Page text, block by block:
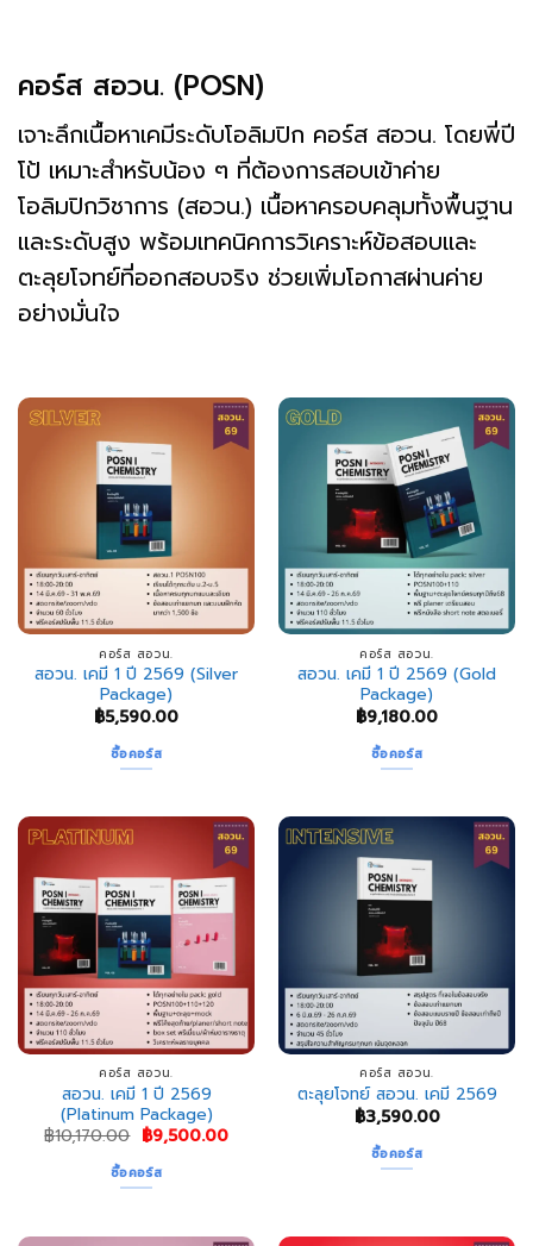
คอร์ส สอวน. (POSN)
เจาะลึกเนื้อหาเคมีระดับโอลิมปิก คอร์ส สอวน. โดยพี่ปี
โป้ เหมาะสำหรับน้อง ๆ ที่ต้องการสอบเข้าค่าย
โอลิมปิกวิชาการ (สอวน.) เนื้อหาครอบคลุมทั้งพื้นฐาน
และระดับสูง พร้อมเทคนิคการวิเคราะห์ข้อสอบและ
ตะลุยโจทย์ที่ออกสอบจริง ช่วยเพิ่มโอกาสผ่านค่าย
อย่างมั่นใจ
คอร์ส สอวน.
สอวน. เคมี 1 ปี 2569 (Silver
Package)
฿5,590.00
ซื้อคอร์ส
คอร์ส สอวน.
สอวน. เคมี 1 ปี 2569 (Gold
Package)
฿9,180.00
ซื้อคอร์ส
คอร์ส สอวน.
สอวน. เคมี 1 ปี 2569
(Platinum Package)
฿10,170.00 Original
price
was:
฿10,170.00.
฿9,500.00Current
ซื้อคอร์ส
คอร์ส สอวน.
ตะลุยโจทย์ สอวน. เคมี 2569
฿3,590.00
ซื้อคอร์ส